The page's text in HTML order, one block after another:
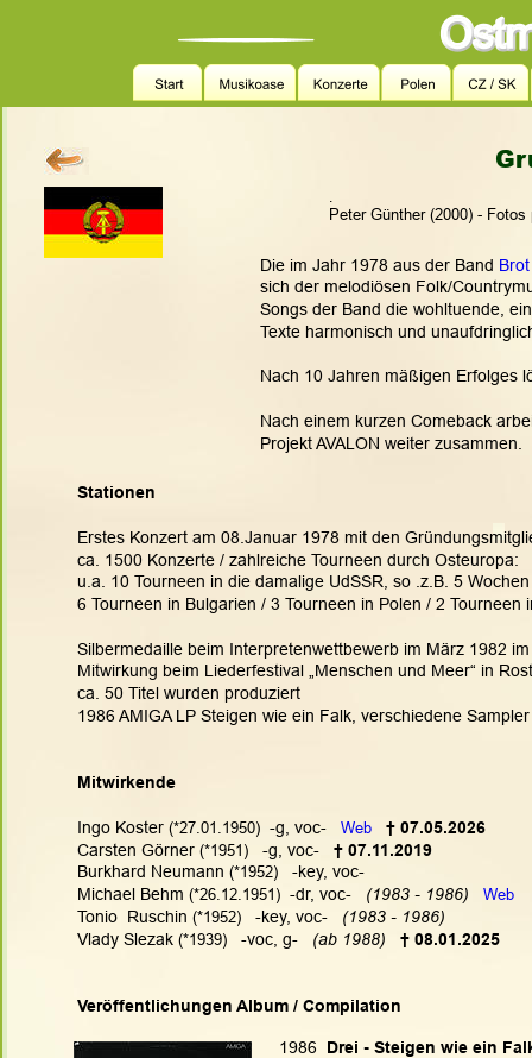
Peter Günther (2000) -
.
Die im Jahr 1978 aus der Band
sich der melodiösen Folk/
Songs der Band die wohltuende,
Texte harmonisch und
Nach 10 Jahren mäßigen Erfolges
Nach einem kurzen Comeback
Projekt AVALON weiter zusammen.
Stationen
Erstes Konzert am 08.Januar 1978 mit den
ca. 1500 Konzerte / zahlreiche Tourneen durch Osteuropa:
u.a. 10 Tourneen in die damalige UdSSR, so .z.B. 5
6 Tourneen in Bulgarien / 3 Tourneen in Polen / 2
Silbermedaille beim Interpretenwettbewerb im März 1982
Mitwirkung beim Liederfestival „Menschen und Meer“ in
ca. 50 Titel wurden produziert
1986 AMIGA LP Steigen wie ein Falk, verschiedene
Mitwirkende
Ingo Koster (*27.01.1950)
  -g, voc-
Web
† 07.05.2026
Carsten Görner (*1951)
   -g, voc-
† 07.11.2019
Burkhard Neumann (*1952)
   -key, voc-
Michael Behm (*26.12.1951)
  -dr, voc-
(1983 - 1986) Web
Tonio  Ruschin (*1952) -key, voc- (1983 - 1986)
Vlady Slezak (*1939)
   -voc, g-
(ab 1988) † 08.01.2025
Veröffentlichungen Album / Compilation
1986
Drei - Steigen wie ein